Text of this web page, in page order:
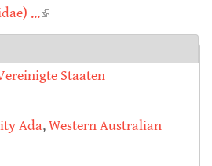
...(link is external)
Staaten
Ada,Western Australian